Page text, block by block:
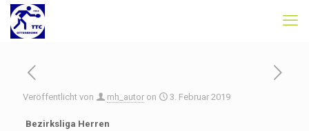
Veröffentlicht von mh_autor on 3. Februar 2019
Bezirksliga Herren